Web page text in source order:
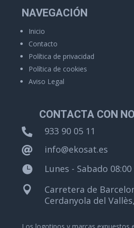
NAVEGACIÓN
Inicio
Contacto
Política de privacidad
Política de cookies
Aviso Legal
CONTACTA CON
 933 90 05 11
 info@ekosat.es
 Lunes - Sabado 08:00

Carretera de
Cerdanyola del